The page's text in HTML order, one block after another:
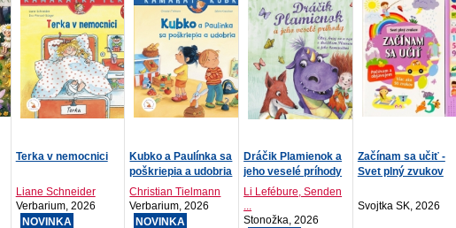
Terka v nemocnici
Liane Schneider
Verbarium, 2026
NOVINKA
Kubko a Paulínka sa
poškriepia a udobria
Christian Tielmann
Verbarium, 2026
NOVINKA
Dráčik Plamienok a
jeho veselé príhody
Li Lefébure, Senden
Stonožka, 2026
Začínam sa učiť -
Svet plný zvukov
Svojtka SK, 2026